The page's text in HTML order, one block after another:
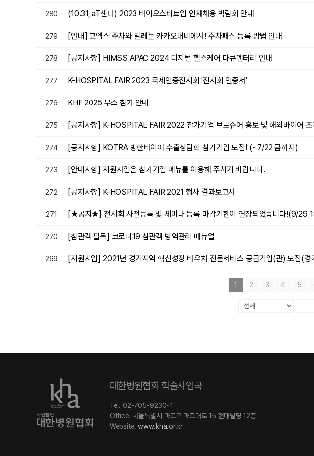
280 (10.31, aT센터) 2023 바이오스타트업 인재채용 박람회 안내
279 [안내] 코엑스 주차와 발레는 카카오내비에서! 주차패스 등록 방법 안내
278 [공지사항] HIMSS APAC 2024 디지털 헬스케어 다큐멘터리 안내
277 K-HOSPITAL FAIR 2023 국제인증전시회 '전시회 인증서'
276 KHF 2025 부스 참가 안내
275 [공지사항] K-HOSPITAL FAIR 2022 참가기업 브로슈어 홍보 및 해외바이어 초
274 [공지사항] KOTRA 방한바이어 수출상담회 참가기업 모집! (~7/22 금까지)
273 [안내사항] 지원사업은 참가기업 메뉴를 이용해 주시기 바랍니다.
272 [공지사항] K-HOSPITAL FAIR 2021​ 행사 결과보고서
271 [★공지★] 전시회 사전등록 및 세미나 등록 마감기한이 연장되었습니다!(9/29
270 [참관객 필독] 코로나19 참관객 방역관리 매뉴얼
269 [지원사업] 2021년 경기지역 혁신성장 바우처 전문서비스 공급기업(관) 모집(
1 2 3 4 5
대한병원협회 학술사업국
Tel. 02-705-9230~1
Office. 서울특별시 마포구 마포대로 15 현대빌딩 12층
Website.www.kha.or.kr